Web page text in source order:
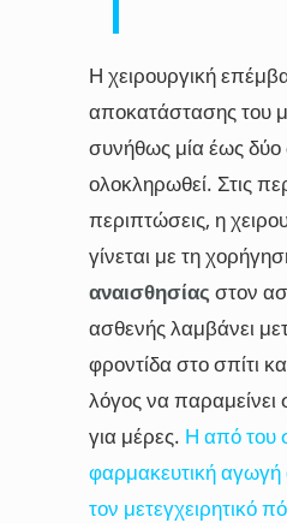
Η χειρουργική
αποκατάστασης του
συνήθως μία έως δύο
ολοκληρωθεί. Στις
περιπτώσεις, η
γίνεται με τη
αναισθησίας στον
ασθενής λαμβάνει
φροντίδα στο σπίτι
λόγος να παραμείνει
για μέρες. Η από του
φαρμακευτική αγωγή
τον μετεγχειρητικό